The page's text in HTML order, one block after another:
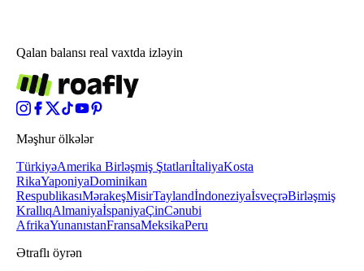
Qalan balansı real vaxtda izləyin
Məşhur ölkələr
TürkiyəAmerika Birləşmiş ŞtatlarıİtaliyaKosta
RikaYaponiyaDominikan
RespublikasıMərakeşMisirTaylandİndoneziyaİsveçrəBirləşmiş
KrallıqAlmaniyaİspaniyaÇinCənubi
AfrikaYunanıstanFransaMeksikaPeru
Ətraflı öyrən